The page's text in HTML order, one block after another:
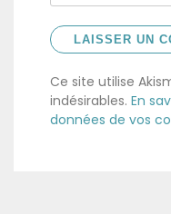
Ce site utilise
indésirables. En
données de vos